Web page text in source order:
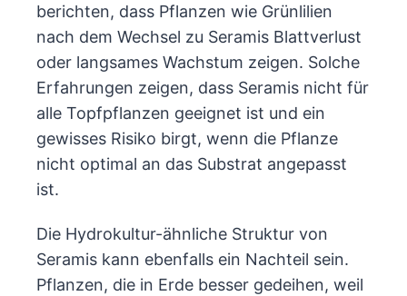
berichten, dass Pflanzen wie Grünlilien
nach dem Wechsel zu Seramis Blattverlust
oder langsames Wachstum zeigen. Solche
Erfahrungen zeigen, dass Seramis nicht für
alle Topfpflanzen geeignet ist und ein
gewisses Risiko birgt, wenn die Pflanze
nicht optimal an das Substrat angepasst
ist.
Die Hydrokultur-ähnliche Struktur von
Seramis kann ebenfalls ein Nachteil sein.
Pflanzen, die in Erde besser gedeihen, weil